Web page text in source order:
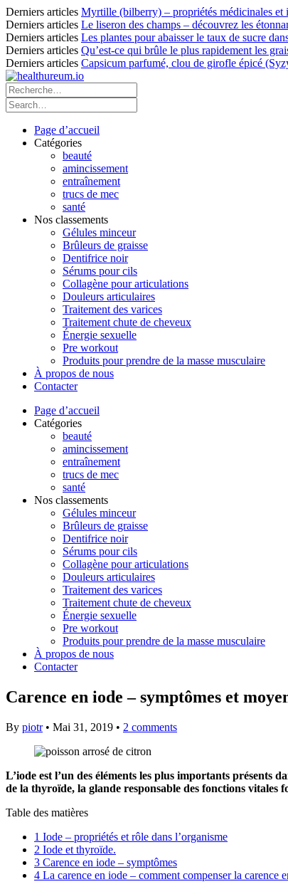
Derniers articles Myrtille (bilberry) – propriétés médicinales
Derniers articles Le liseron des champs – découvrez les
Derniers articles Les plantes pour abaisser le taux de sucre
Derniers articles Qu’est-ce qui brûle le plus rapidement les
Derniers articles Capsicum parfumé, clou de girofle épicé
Page d’accueil
Catégories
beauté
amincissement
entraînement
trucs de mec
santé
Nos classements
Gélules minceur
Brûleurs de graisse
Dentifrice noir
Sérums pour cils
Collagène pour articulations
Douleurs articulaires
Traitement des varices
Traitement chute de cheveux
Énergie sexuelle
Pre workout
Produits pour prendre de la masse musculaire
À propos de nous
Contacter
Page d’accueil
Catégories
beauté
amincissement
entraînement
trucs de mec
santé
Nos classements
Gélules minceur
Brûleurs de graisse
Dentifrice noir
Sérums pour cils
Collagène pour articulations
Douleurs articulaires
Traitement des varices
Traitement chute de cheveux
Énergie sexuelle
Pre workout
Produits pour prendre de la masse musculaire
À propos de nous
Contacter
Carence en iode – symptômes et
By piotr• Mai 31, 2019 • 2 comments
L’iode est l’un des éléments les plus importants présents
de la thyroïde, la glande responsable des fonctions vitales
Table des matières
1 Iode – propriétés et rôle dans l’organisme
2 Iode et thyroïde.
3 Carence en iode – symptômes
4 La carence en iode – comment compenser la carence